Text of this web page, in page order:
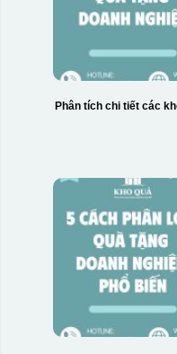
Phân tích chi tiết các